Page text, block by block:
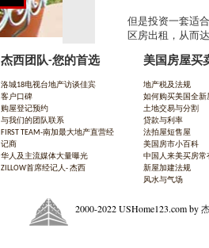
但是投资一套适
区房出租，从而
全其美的办法。
杰西团队-您的首选
洛城18电视台地产访谈佳宾
客户口碑
购屋登记预约
与我们的团队联系
FIRST TEAM-南加最大地产直营经
记商
华人及主流媒体大量曝光
ZILLOW首席经记人- 杰西
美国房屋买
地产税及法规
如何购买美国全新
土地交易与分割
贷款与利率
法拍屋短售屋
美国房市小百科
中国人来美买房常
新屋加建法规
风水与气场
2000-2022 USHome123.com by